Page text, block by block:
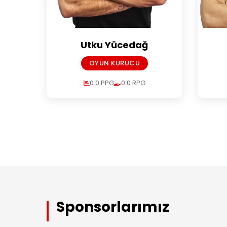
Utku Yücedağ
OYUN KURUCU
0.0 PPG 0.0 RPG
Sponsorlarımız